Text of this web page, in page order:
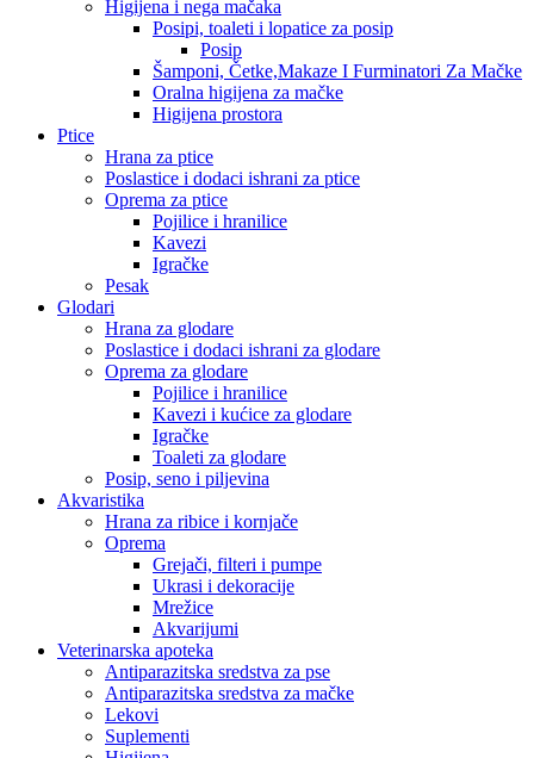
Higijena i nega mačaka
Posipi, toaleti i lopatice za posip
Posip
Šamponi, Četke,Makaze I Furminatori Za Mačke
Oralna higijena za mačke
Higijena prostora
Ptice
Hrana za ptice
Poslastice i dodaci ishrani za ptice
Oprema za ptice
Pojilice i hranilice
Kavezi
Igračke
Pesak
Glodari
Hrana za glodare
Poslastice i dodaci ishrani za glodare
Oprema za glodare
Pojilice i hranilice
Kavezi i kućice za glodare
Igračke
Toaleti za glodare
Posip, seno i piljevina
Akvaristika
Hrana za ribice i kornjače
Oprema
Grejači, filteri i pumpe
Ukrasi i dekoracije
Mrežice
Akvarijumi
Veterinarska apoteka
Antiparazitska sredstva za pse
Antiparazitska sredstva za mačke
Lekovi
Suplementi